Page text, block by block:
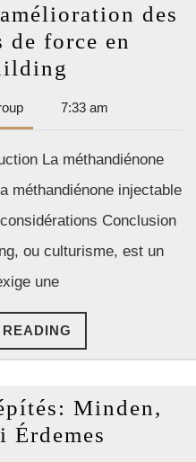
des
de force en
de
la
injectable
dans
de
force
Dan
Park
Group
7:33 am
La méthandiénone
méthandiénone injectable
Conclusion
ou culturisme, est un
une
READING
Minden,
Érdemes